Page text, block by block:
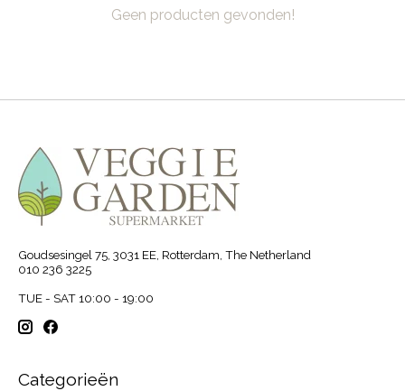
Geen producten gevonden!
Goudsesingel 75, 3031 EE, Rotterdam, The Netherland
010 236 3225
TUE - SAT 10:00 - 19:00
Categorieën